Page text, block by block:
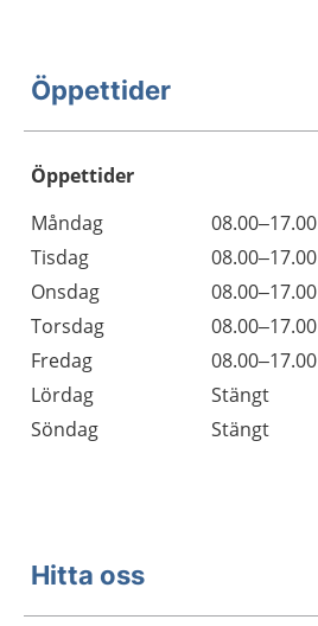
Öppettider
Öppettider
Dag
Öppettider
Kommentarer
Måndag
08.00–17.00
Tisdag
08.00–17.00
Onsdag
08.00–17.00
Torsdag
08.00–17.00
Fredag
08.00–17.00
Lördag
Stängt
Söndag
Stängt
Hitta oss